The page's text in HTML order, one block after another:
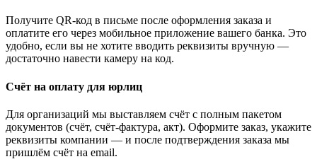
Получите QR-код в письме после оформления заказа и
оплатите его через мобильное приложение вашего банка. Это
удобно, если вы не хотите вводить реквизиты вручную —
достаточно навести камеру на код.
Счёт на оплату для юрлиц
Для организаций мы выставляем счёт с полным пакетом
документов (счёт, счёт-фактура, акт). Оформите заказ, укажите
реквизиты компании — и после подтверждения заказа мы
пришлём счёт на email.